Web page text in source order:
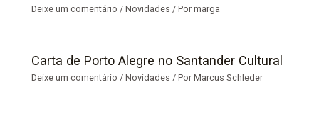
Deixe um comentário /Novidades / Pormarga
Carta de Porto Alegre no Santander Cultural
Deixe um comentário /Novidades / PorMarcus Schleder